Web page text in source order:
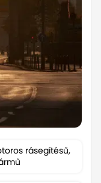
rásegítésű,
Egy külön
erővel
h-ig